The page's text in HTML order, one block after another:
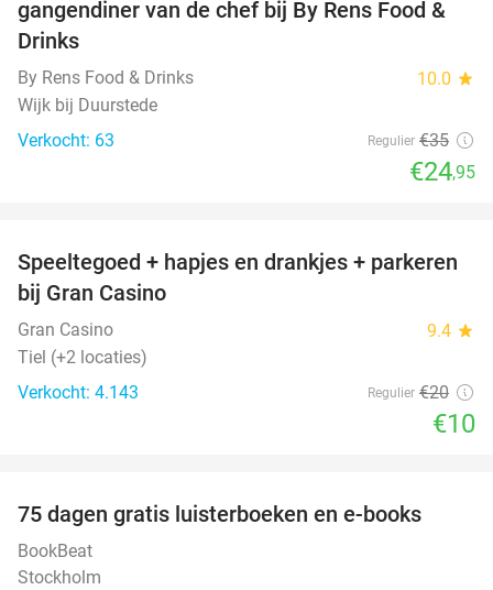
gangendiner van de chef bij By Rens Food &
Drinks
By Rens Food & Drinks 10.0 star
Wijk bij Duurstede
Verkocht: 63
Regulier €35
€24,95
50%
Speeltegoed + hapjes en drankjes + parkeren
bij Gran Casino
Gran Casino 9.4 star
Tiel (+2 locaties)
Verkocht: 4.143
Regulier €20
€10
75 dagen gratis luisterboeken en e-books
BookBeat
Stockholm